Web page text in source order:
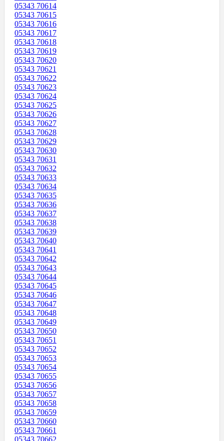
05343 70614
05343 70615
05343 70616
05343 70617
05343 70618
05343 70619
05343 70620
05343 70621
05343 70622
05343 70623
05343 70624
05343 70625
05343 70626
05343 70627
05343 70628
05343 70629
05343 70630
05343 70631
05343 70632
05343 70633
05343 70634
05343 70635
05343 70636
05343 70637
05343 70638
05343 70639
05343 70640
05343 70641
05343 70642
05343 70643
05343 70644
05343 70645
05343 70646
05343 70647
05343 70648
05343 70649
05343 70650
05343 70651
05343 70652
05343 70653
05343 70654
05343 70655
05343 70656
05343 70657
05343 70658
05343 70659
05343 70660
05343 70661
05343 70662